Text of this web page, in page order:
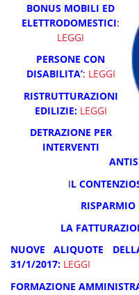
BONUS MOBILI ED
ELETTRODOMESTICI:
LEGGI
PERSONE CON
DISABILITA’: LEGGI
RISTRUTTURAZIONI
EDILIZIE: LEGGI
DETRAZIONE PER
INTERVENTI
IL
RISPARMIO
LA
NUOVE ALIQUOTE
31/1/2017: LEGGI
FORMAZIONE